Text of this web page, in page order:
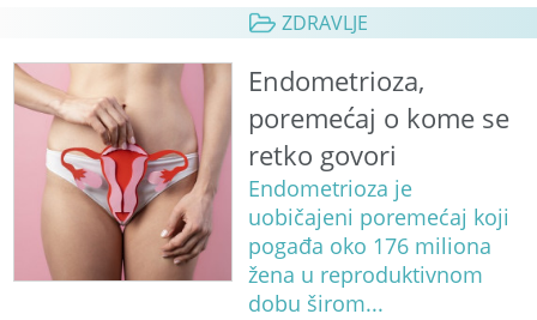
ZDRAVLJE
Endometrioza,
poremećaj o kome se
retko govori
Endometrioza je
uobičajeni poremećaj koji
pogađa oko 176 miliona
žena u reproduktivnom
dobu širom...